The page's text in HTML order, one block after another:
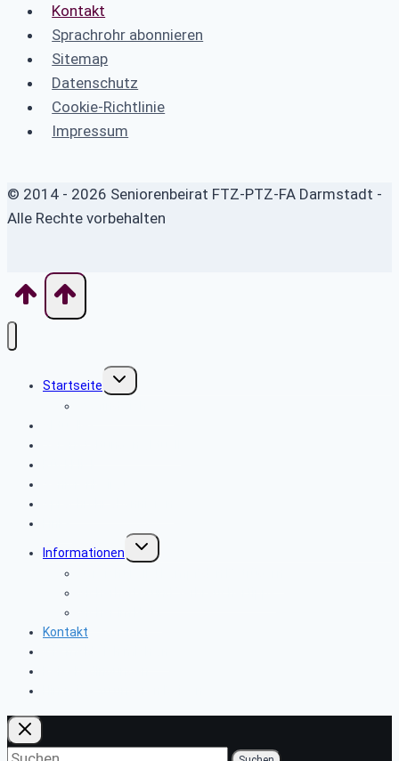
Kontakt
Sprachrohr abonnieren
Sitemap
Datenschutz
Cookie-Richtlinie
Impressum
© 2014 - 2026 Seniorenbeirat FTZ-PTZ-FA Darmstadt -
Alle Rechte vorbehalten
Startseite
Untermenü
umschalten
Informationen
Untermenü
umschalten
Kontakt